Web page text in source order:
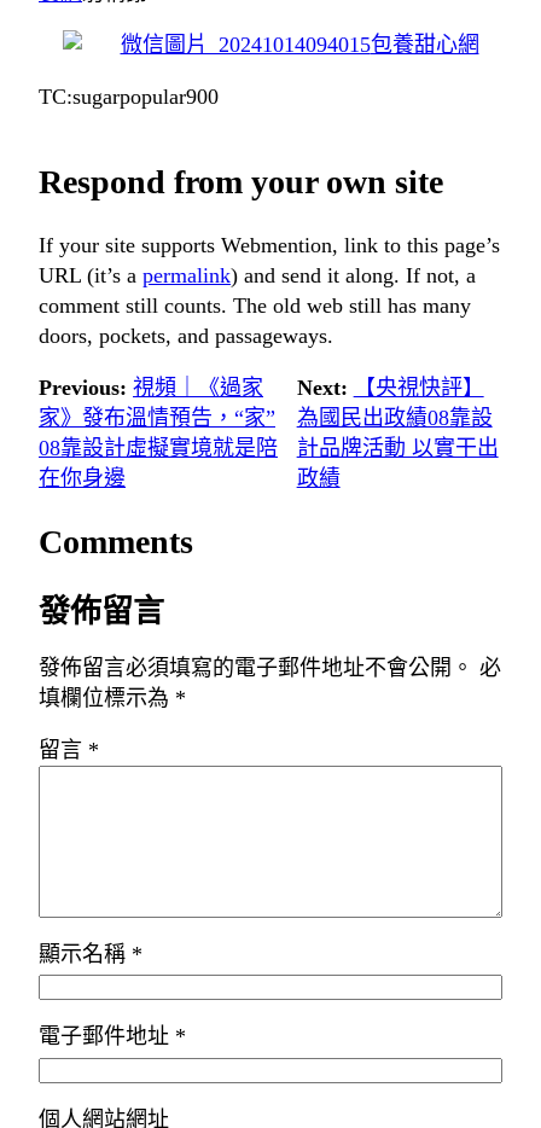
包養甜心網
TC:sugarpopular900
Respond from your own site
If your site supports Webmention, link to this page’s
URL (it’s a permalink) and send it along. If not, a
comment still counts. The old web still has many
doors, pockets, and passageways.
Previous: 視頻｜《過家
家》發布溫情預告，“家”
08靠設計虛擬實境就是陪
在你身邊
Next:
【央視快評】
為國民出政績08靠設
計品牌活動 以實干出
政績
Comments
發佈留言
發佈留言必須填寫的電子郵件地址不會公開。 必
填欄位標示為 *
留言 *
顯示名稱 *
電子郵件地址 *
個人網站網址